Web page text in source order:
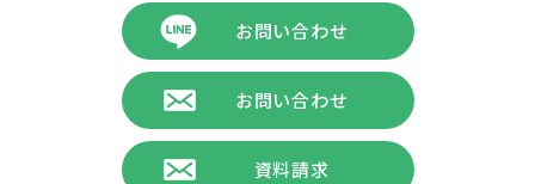
お問い合わせ
お問い合わせ
資料請求